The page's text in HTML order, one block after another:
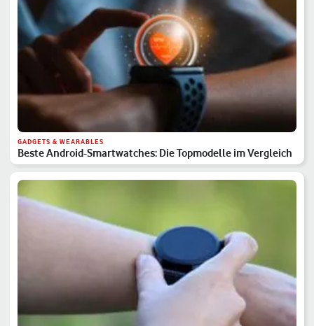
GADGETS & WEARABLES
Beste Android-Smartwatches: Die Topmodelle im Vergleich